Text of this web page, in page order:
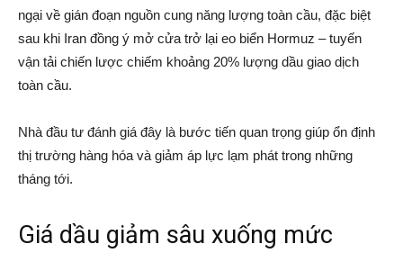
ngại về gián đoạn nguồn cung năng lượng toàn cầu, đặc biệt
sau khi Iran đồng ý mở cửa trở lại eo biển Hormuz – tuyến
vận tải chiến lược chiếm khoảng 20% lượng dầu giao dịch
toàn cầu.
Nhà đầu tư đánh giá đây là bước tiến quan trọng giúp ổn định
thị trường hàng hóa và giảm áp lực lạm phát trong những
tháng tới.
Giá dầu giảm sâu xuống mức